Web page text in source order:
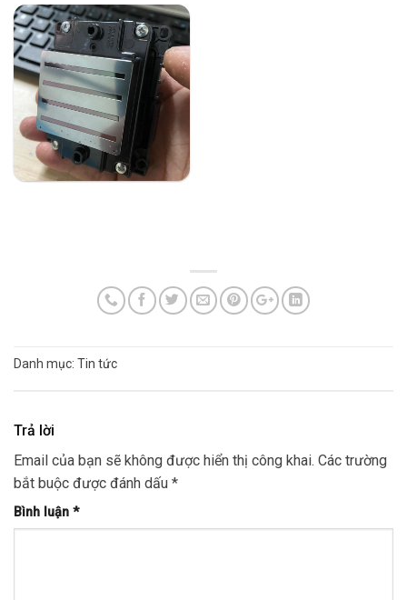
Danh mục: Tin tức
Trả lời
Email của bạn sẽ không được hiển thị công khai. Các trường
bắt buộc được đánh dấu *
Bình luận *